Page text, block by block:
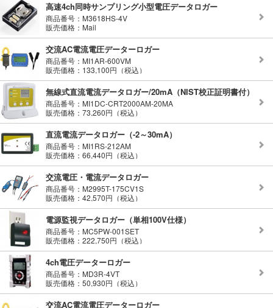
高速4ch同時サンプリング小型電圧データロガー
商品番号：M3618HS-4V
販売価格：Mail
交流AC電流電圧データーロガー
商品番号：MI1AR-600VM
販売価格：133,100円（税込）
無線式直流電流データロガー/20mA（NIST校正証明書付）
商品番号：MI1DC-CRT2000AM-20MA
販売価格：73,260円（税込）
直流電流データロガー（-2～30mA）
商品番号：MI1RS-212AM
販売価格：66,440円（税込）
交流電圧・電流データロガー
商品番号：M2995T-175CV1S
販売価格：42,570円（税込）
電源監視データロガー（単相100V仕様）
商品番号：MC5PW-001SET
販売価格：222,750円（税込）
4ch電圧データーロガー
商品番号：MD3R-4VT
販売価格：50,930円（税込）
交流AC電流電圧データーロガー